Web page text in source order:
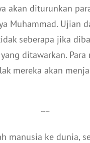
akan diturunkan
Muhammad. Ujian
seberapa jika
ditawarkan.
mereka akan
~~
manusia ke dunia,